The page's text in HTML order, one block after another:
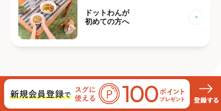
ドットわんが
初めての方へ